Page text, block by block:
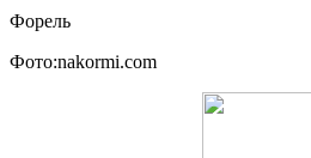
Форель
Фото:nakormi.com